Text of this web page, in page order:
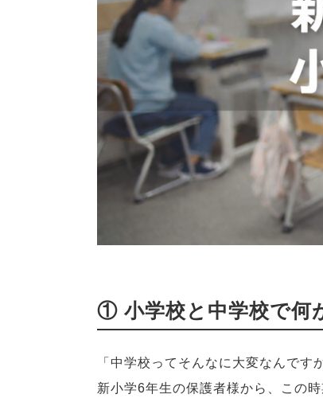
① 小学校と中学校で何
「中学校ってそんなに大変なんです
新小学6年生の保護者様から、この